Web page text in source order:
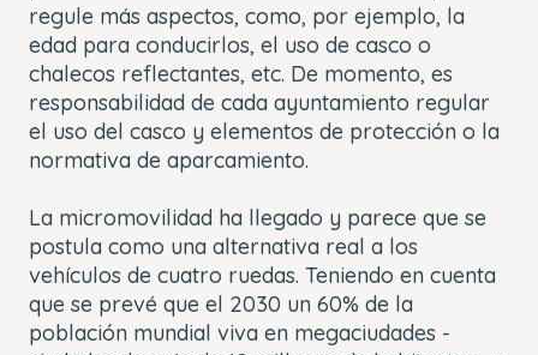
regule más aspectos, como, por ejemplo, la
edad para conducirlos, el uso de casco o
chalecos reflectantes, etc. De momento, es
responsabilidad de cada ayuntamiento regular
el uso del casco y elementos de protección o la
normativa de aparcamiento.
La micromovilidad ha llegado y parece que se
postula como una alternativa real a los
vehículos de cuatro ruedas. Teniendo en cuenta
que se prevé que el 2030 un 60% de la
población mundial viva en megaciudades -